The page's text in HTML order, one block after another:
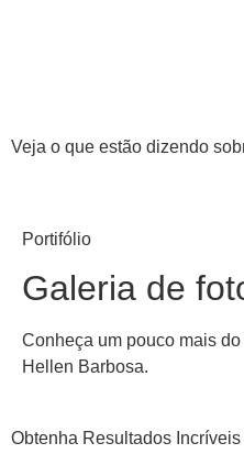
Veja o que estão dizendo
Portifólio
Galeria de
Conheça um pouco mais
Hellen Barbosa.
Obtenha Resultados Incríveis